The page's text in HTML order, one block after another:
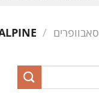
סאבוופרים /